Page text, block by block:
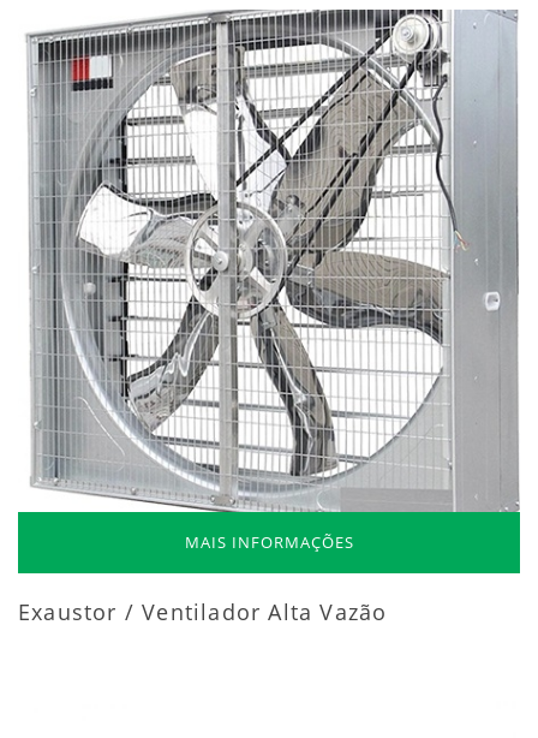
MAIS INFORMAÇÕES
Exaustor / Ventilador Alta Vazão